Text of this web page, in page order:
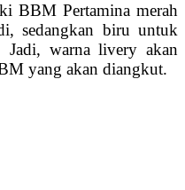
BBM Pertamina merah
sedangkan biru untuk
warna livery akan
yang akan diangkut.